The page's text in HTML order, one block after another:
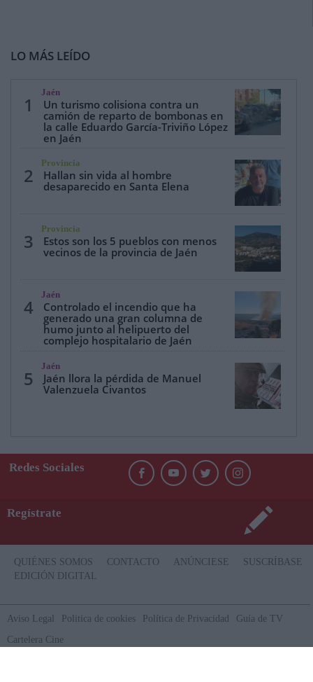
LO MÁS LEÍDO
1
Jaén
Un turismo colisiona contra un
camión de reparto de bombonas en
la calle Eduardo García-Triviño López
en Jaén
2
Provincia
Hallan sin vida al hombre
desaparecido en Santa Elena
3
Provincia
Estos son los 5 pueblos con menos
vecinos de la provincia de Jaén
4
Jaén
Controlado el incendio que ha
generado una gran columna de
humo junto al helipuerto del
complejo hospitalario de Jaén
5
Jaén
Jaén llora la pérdida de Manuel
Valenzuela Civantos
Redes Sociales
Regístrate
QUIÉNES SOMOS CONTACTO ANÚNCIESE
SUSCRÍBASE
EDICIÓN DIGITAL
Aviso Legal Politica de cookies Política de Privacidad
Guía de TV
Cartelera Cine